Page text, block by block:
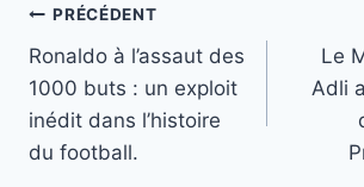
Navigation
de
l’article
PRÉCÉDENT
Ronaldo à l’assaut des
1000 buts : un exploit
inédit dans l’histoire
du football.
Le
Adli